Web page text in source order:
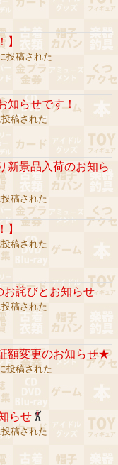
投稿された
知らせです！
稿された
新景品入荷のお知ら
稿された
稿された
お詫びとお知らせ
稿された
額変更のお知らせ★
投稿された
らせ
稿された